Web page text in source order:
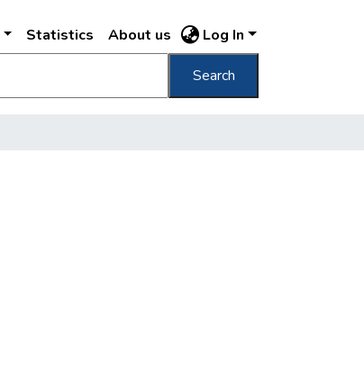
Statistics About us Log In
Search